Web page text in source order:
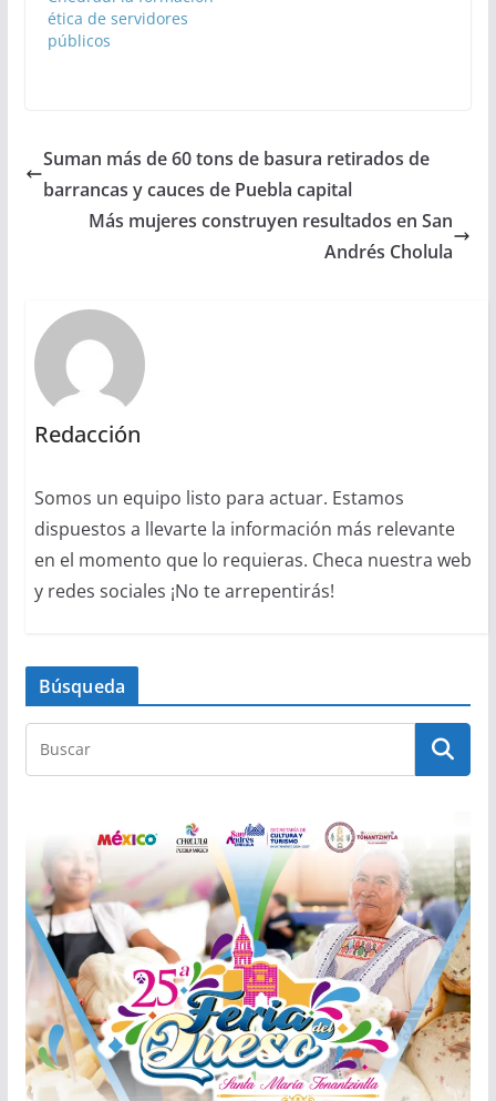
ética de servidores
públicos
Suman más de 60 tons de basura retirados de
barrancas y cauces de Puebla capital
Más mujeres construyen resultados en San
Andrés Cholula
Redacción
Somos un equipo listo para actuar. Estamos
dispuestos a llevarte la información más relevante
en el momento que lo requieras. Checa nuestra web
y redes sociales ¡No te arrepentirás!
Búsqueda